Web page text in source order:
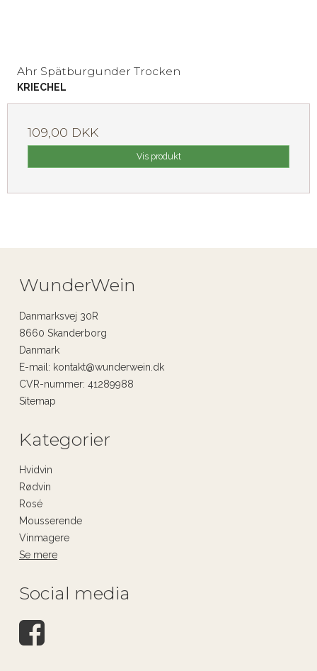
Ahr Spätburgunder Trocken
KRIECHEL
109,00 DKK
Vis produkt
WunderWein
Danmarksvej 30R
8660 Skanderborg
Danmark
E-mail : kontakt@wunderwein.dk
CVR-nummer: 41289988
Sitemap
Kategorier
Hvidvin
Rødvin
Rosé
Mousserende
Vinmagere
Se mere
Social media